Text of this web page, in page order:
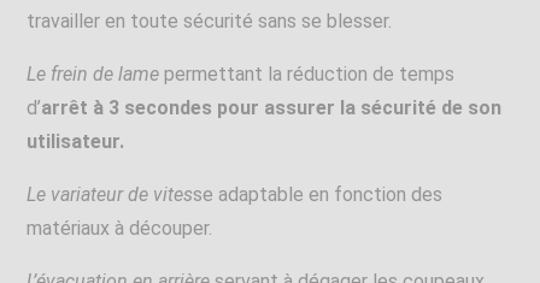
travailler en toute sécurité sans se blesser.
Le frein de lame permettant la réduction de temps
d’arrêt à 3 secondes pour assurer la sécurité de son
utilisateur.
Le variateur de vitesse adaptable en fonction des
matériaux à découper.